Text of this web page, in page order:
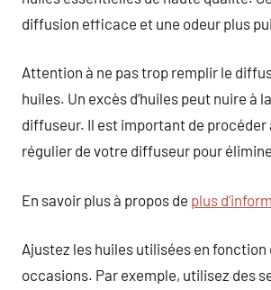
diffusion efficace et une odeur plus
Attention à ne pas trop remplir le
huiles. Un excès d’huiles peut nuire à
diffuseur. Il est important de procéder
régulier de votre diffuseur pour
En savoir plus à propos de plus
Ajustez les huiles utilisées en
occasions. Par exemple, utilisez des